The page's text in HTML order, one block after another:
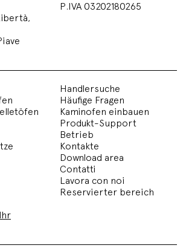
P.IVA 03202180265
Handlersuche
Häufige Fragen
Kaminofen einbauen
Produkt-Support
Betrieb
Kontakte
Download area
Contatti
Lavora con noi
Reservierter bereich